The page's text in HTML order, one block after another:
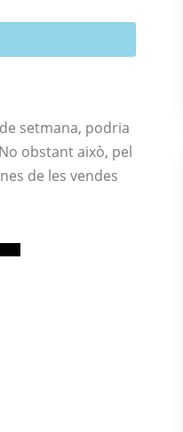
setmana, podria
obstant això, pel
de les vendes